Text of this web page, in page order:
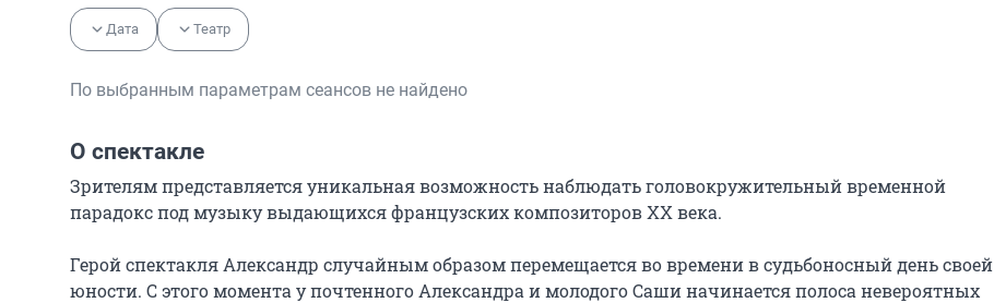
Дата Театр
По выбранным параметрам сеансов не найдено
О спектакле
Зрителям представляется уникальная возможность наблюдать головокружительный временной
парадокс под музыку выдающихся французских композиторов XX века.
Герой спектакля Александр случайным образом перемещается во времени в судьбоносный день своей
юности. С этого момента у почтенного Александра и молодого Саши начинается полоса невероятных